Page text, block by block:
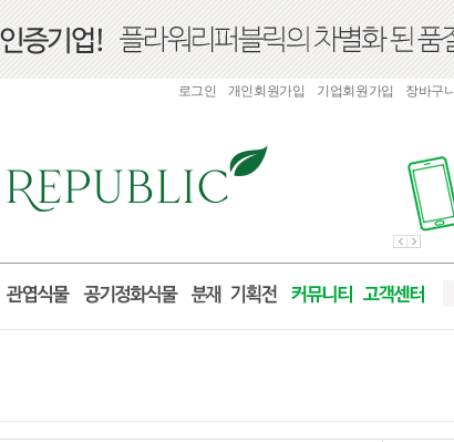
로그인 개인회원가입 기업회원가입 장바구니